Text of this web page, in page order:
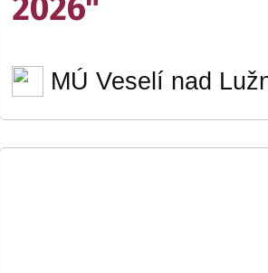
2026"
MÚ Veselí nad